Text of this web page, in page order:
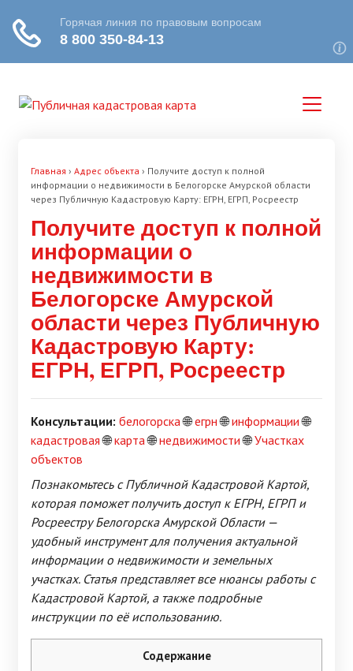
Главная › Адрес объекта › Получите доступ к полной
информации о недвижимости в Белогорске Амурской области
через Публичную Кадастровую Карту: ЕГРН, ЕГРП, Росреестр
Получите доступ к полной
информации о
недвижимости в
Белогорске Амурской
области через Публичную
Кадастровую Карту:
ЕГРН, ЕГРП, Росреестр
Консультации: белогорска🌐егрн🌐информации🌐
кадастровая🌐карта🌐недвижимости🌐Участках
объектов
Познакомьтесь с Публичной Кадастровой Картой,
которая поможет получить доступ к ЕГРН, ЕГРП и
Росреестру Белогорска Амурской Области —
удобный инструмент для получения актуальной
информации о недвижимости и земельных
участках. Статья представляет все нюансы работы с
Кадастровой Картой, а также подробные
инструкции по её использованию.
Содержание